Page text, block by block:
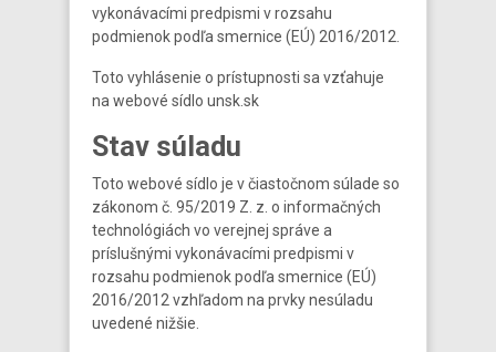
vykonávacími predpismi v rozsahu
podmienok podľa smernice (EÚ) 2016/2012.
Toto vyhlásenie o prístupnosti sa vzťahuje
na webové sídlo unsk.sk
Stav súladu
Toto webové sídlo je v čiastočnom súlade so
zákonom č. 95/2019 Z. z. o informačných
technológiách vo verejnej správe a
príslušnými vykonávacími predpismi v
rozsahu podmienok podľa smernice (EÚ)
2016/2012 vzhľadom na prvky nesúladu
uvedené nižšie.